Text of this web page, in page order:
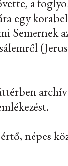
egy
Semernek
ről
népes